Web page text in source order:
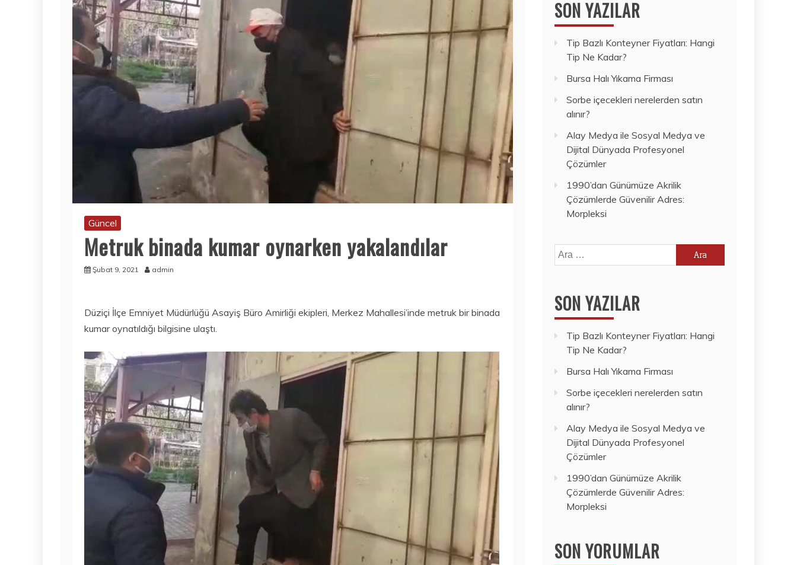
Güncel
Metruk binada kumar oynarken yakalandılar
Şubat 9, 2021 admin
Düziçi İlçe Emniyet Müdürlüğü Asayiş Büro Amirliği ekipleri, Merkez Mahallesi’inde metruk bir binada
kumar oynatıldığı bilgisine ulaştı.
SON YAZILAR
Tip Bazlı Konteyner Fiyatları: Hangi
Tip Ne Kadar?
Bursa Halı Yıkama Firması
Sorbe içecekleri nerelerden satın
alınır?
Alay Medya ile Sosyal Medya ve
Dijital Dünyada Profesyonel
Çözümler
1990’dan Günümüze Akrilik
Çözümlerde Güvenilir Adres:
Morpleksi
Arama:
SON YAZILAR
Tip Bazlı Konteyner Fiyatları: Hangi
Tip Ne Kadar?
Bursa Halı Yıkama Firması
Sorbe içecekleri nerelerden satın
alınır?
Alay Medya ile Sosyal Medya ve
Dijital Dünyada Profesyonel
Çözümler
1990’dan Günümüze Akrilik
Çözümlerde Güvenilir Adres:
Morpleksi
SON YORUMLAR